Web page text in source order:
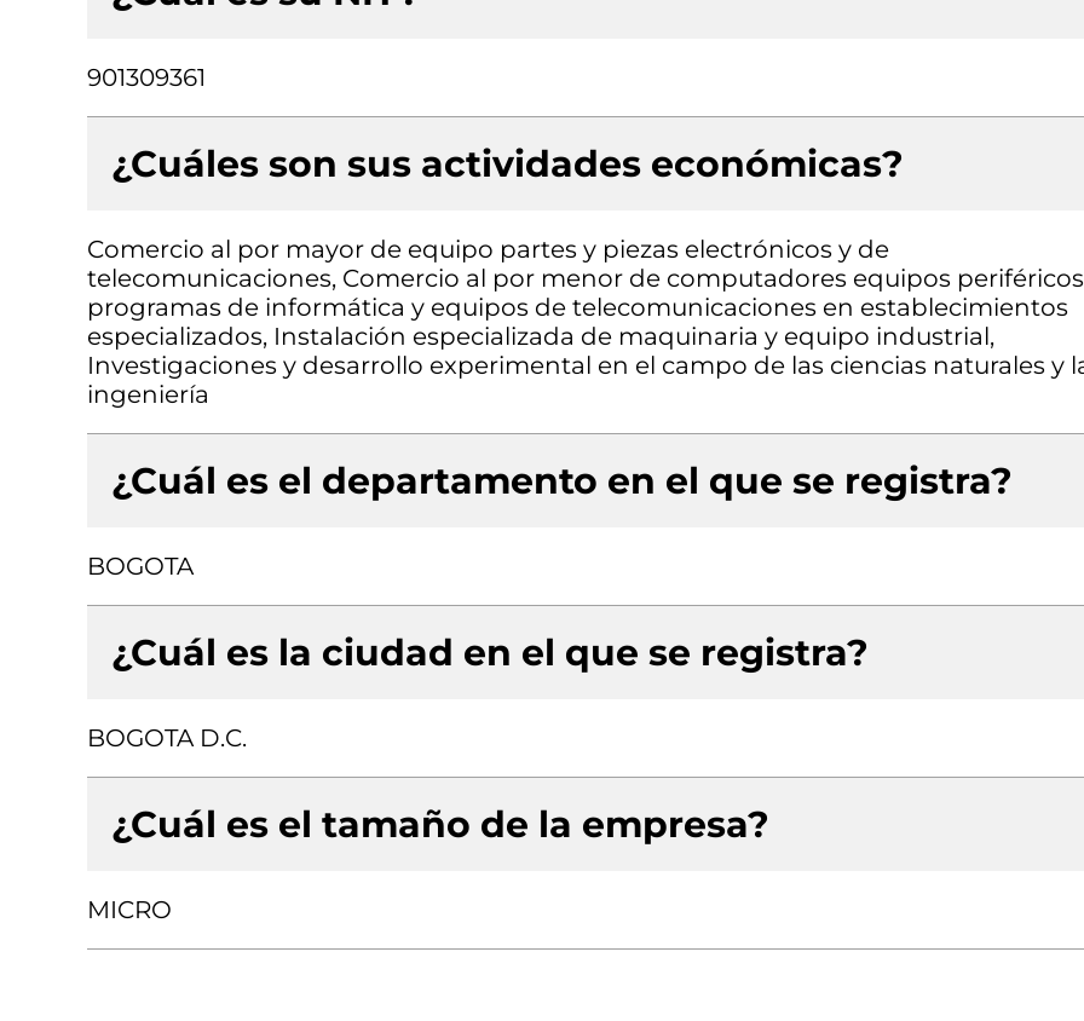
901309361
¿Cuáles son sus actividades económicas?
Comercio al por mayor de equipo partes y piezas electrónicos y de
telecomunicaciones, Comercio al por menor de computadores equipos periféricos
programas de informática y equipos de telecomunicaciones en establecimientos
especializados, Instalación especializada de maquinaria y equipo industrial,
Investigaciones y desarrollo experimental en el campo de las ciencias naturales y
ingeniería
¿Cuál es el departamento en el que se registra?
BOGOTA
¿Cuál es la ciudad en el que se registra?
BOGOTA D.C.
¿Cuál es el tamaño de la empresa?
MICRO